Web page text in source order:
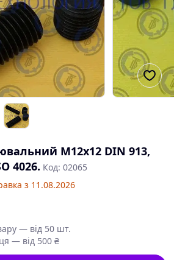
М12х12 DIN 913,
4026. Код: 02065
з 11.08.2026
— від 50 шт.
— від 500 ₴